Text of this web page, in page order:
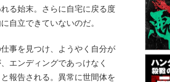
る始末。さらに自宅に戻る度
自立できていないのだ。
事を見つけ、ようやく自分が
エンディングであっけなく
報告される。異常に世間体を